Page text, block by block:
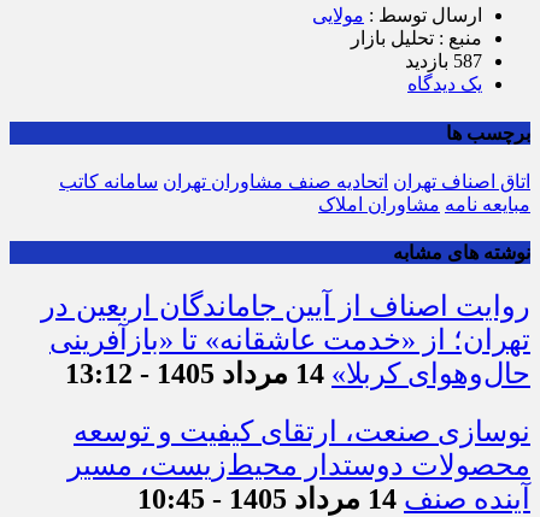
ارسال توسط : مولایی
منبع : تحلیل بازار
587 بازدید
يک دیدگاه
برچسب ها
اتاق اصناف تهران اتحادیه صنف مشاوران تهران سامانه کاتب
مبایعه نامه مشاوران املاک
نوشته های مشابه
روایت اصناف از آیین جاماندگان اربعین در
تهران؛ از «خدمت عاشقانه» تا «بازآفرینی
حال‌وهوای کربلا» 14 مرداد 1405 - 13:12
نوسازی صنعت، ارتقای کیفیت و توسعه
محصولات دوستدار محیط‌زیست، مسیر
آینده صنف 14 مرداد 1405 - 10:45